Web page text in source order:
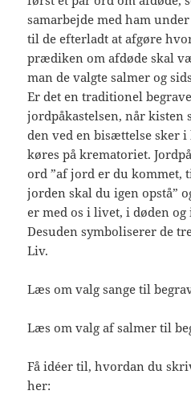
samarbejde med ham
til de efterladt at afgøre
prædiken om afdøde skal
man de valgte salmer og
Er det en traditionel
jordpåkastelsen, når kisten
den ved en bisættelse sker
køres på krematoriet.
ord ”af jord er du kommet,
jorden skal du igen opstå”
er med os i livet, i døden
Desuden symboliserer de
Liv.
Læs om valg sange til
Læs om valg af salmer til
Få idéer til, hvordan du
her: